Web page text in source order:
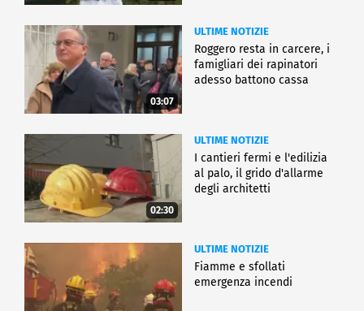
03:07
ULTIME NOTIZIE
Roggero resta in carcere, i
famigliari dei rapinatori
adesso battono cassa
02:30
ULTIME NOTIZIE
I cantieri fermi e l'edilizia
al palo, il grido d'allarme
degli architetti
ULTIME NOTIZIE
Fiamme e sfollati
emergenza incendi